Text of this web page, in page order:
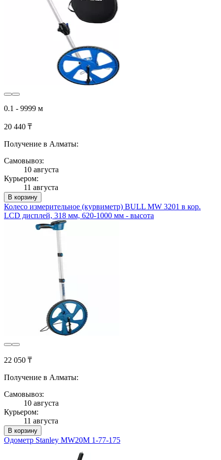
0.1 - 9999 м
20 440 ₸
Получение в Алматы:
Самовывоз:
10 августа
Курьером:
11 августа
В корзину
Колесо измерительное (курвиметр) BULL MW 3201 в кор.
LCD дисплей, 318 мм, 620-1000 мм - высота
22 050 ₸
Получение в Алматы:
Самовывоз:
10 августа
Курьером:
11 августа
В корзину
Одометр Stanley MW20M 1-77-175